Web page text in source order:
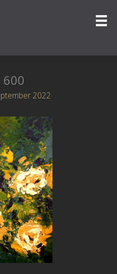
600
2022